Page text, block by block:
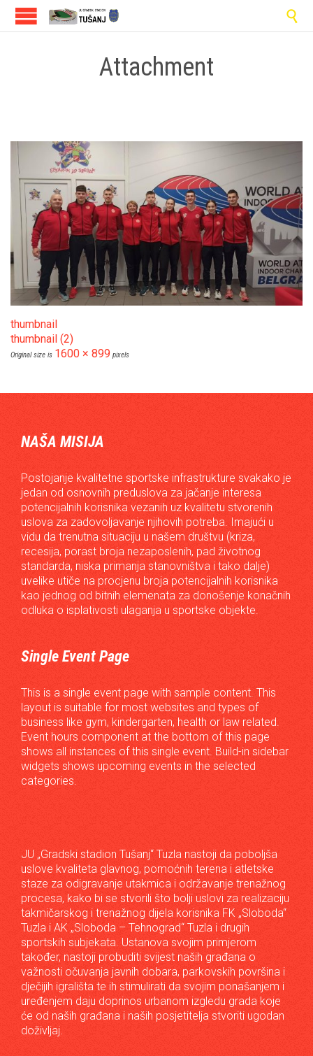

Attachment
thumbnail
thumbnail (2)
Original size is 1600 × 899 pixels
NAŠA MISIJA
Postojanje kvalitetne sportske infrastrukture svakako je
jedan od osnovnih preduslova za jačanje interesa
potencijalnih korisnika vezanih uz kvalitetu stvorenih
uslova za zadovoljavanje njihovih potreba. Imajući u
vidu da trenutna situaciju u našem društvu (kriza,
recesija, porast broja nezaposlenih, pad životnog
standarda, niska primanja stanovništva i tako dalje)
uvelike utiče na procjenu broja potencijalnih korisnika
kao jednog od bitnih elemenata za donošenje konačnih
odluka o isplativosti ulaganja u sportske objekte.
Single Event Page
This is a single event page with sample content. This
layout is suitable for most websites and types of
business like gym, kindergarten, health or law related.
Event hours component at the bottom of this page
shows all instances of this single event. Build-in sidebar
widgets shows upcoming events in the selected
categories.
JU „Gradski stadion Tušanj“ Tuzla nastoji da poboljša
uslove kvaliteta glavnog, pomoćnih terena i atletske
staze za odigravanje utakmica i održavanje trenažnog
procesa, kako bi se stvorili što bolji uslovi za realizaciju
takmičarskog i trenažnog dijela korisnika FK „Sloboda“
Tuzla i AK „Sloboda – Tehnograd“ Tuzla i drugih
sportskih subjekata. Ustanova svojim primjerom
također, nastoji probuditi svijest naših građana o
važnosti očuvanja javnih dobara, parkovskih površina i
dječijih igrališta te ih stimulirati da svojim ponašanjem i
uređenjem daju doprinos urbanom izgledu grada koje
će od naših građana i naših posjetitelja stvoriti ugodan
doživljaj.